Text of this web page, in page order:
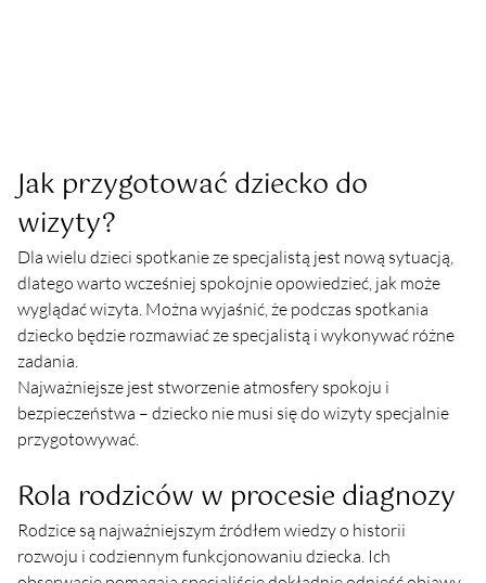
Jak przygotować dziecko do
wizyty?
Dla wielu dzieci spotkanie ze specjalistą jest nową sytuacją,
dlatego warto wcześniej spokojnie opowiedzieć, jak może
wyglądać wizyta. Można wyjaśnić, że podczas spotkania
dziecko będzie rozmawiać ze specjalistą i wykonywać różne
zadania.
Najważniejsze jest stworzenie atmosfery spokoju i
bezpieczeństwa – dziecko nie musi się do wizyty specjalnie
przygotowywać.
Rola rodziców w procesie diagnozy
Rodzice są najważniejszym źródłem wiedzy o historii
rozwoju i codziennym funkcjonowaniu dziecka. Ich